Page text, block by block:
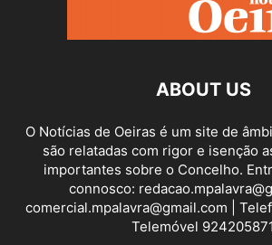
ABOUT US
O Notícias de Oeiras é um site de
são relatadas com rigor e isenção
importantes sobre o Concelho.
connosco:
comercial.mpalavra@gmail.com |
Telemóvel 924205871